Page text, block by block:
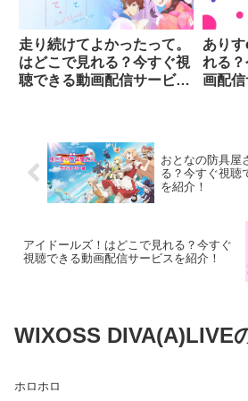
走り続けてよかったって。
はどこで見れる？今すぐ視
聴できる動画配信サービス
あり
れる
画配信
おとなの防具屋
る？今すぐ視聴
を紹介！
アイドールズ！はどこで見れる？今すぐ
視聴できる動画配信サービスを紹介！
WIXOSS DIVA(A)LIVE
ホロホロ